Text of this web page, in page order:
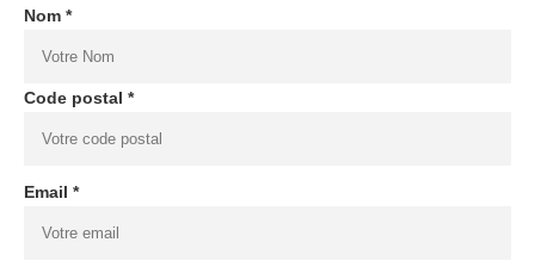
Nom *
Code postal *
Email *